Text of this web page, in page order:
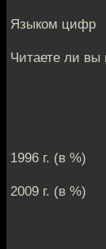
Языком цифр
Читаете ли вы
1996 г. (в %)
2009 г. (в %)